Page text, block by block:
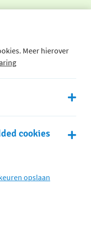
Meer hierover
cookies
opslaan